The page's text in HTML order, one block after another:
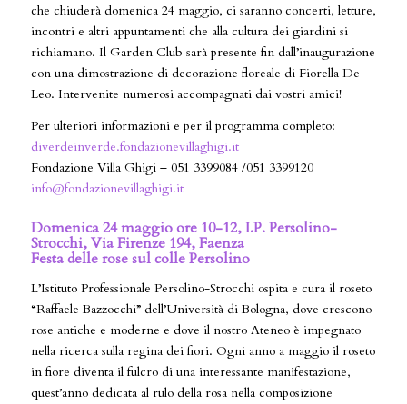
che chiuderà domenica 24 maggio, ci saranno concerti, letture,
incontri e altri appuntamenti che alla cultura dei giardini si
richiamano. Il Garden Club sarà presente fin dall’inaugurazione
con una dimostrazione di decorazione floreale di Fiorella De
Leo. Intervenite numerosi accompagnati dai vostri amici!
Per ulteriori informazioni e per il programma completo:
diverdeinverde.fondazionevillaghigi.it
Fondazione Villa Ghigi – 051 3399084 /051 3399120
info@fondazionevillaghigi.it
Domenica 24 maggio ore 10-12, I.P. Persolino-
Strocchi, Via Firenze 194, Faenza
Festa delle rose sul colle Persolino
L’Istituto Professionale Persolino-Strocchi ospita e cura il roseto
“Raffaele Bazzocchi” dell’Università di Bologna, dove crescono
rose antiche e moderne e dove il nostro Ateneo è impegnato
nella ricerca sulla regina dei fiori. Ogni anno a maggio il roseto
in fiore diventa il fulcro di una interessante manifestazione,
quest’anno dedicata al rulo della rosa nella composizione